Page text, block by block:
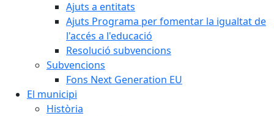
Ajuts a entitats
Ajuts Programa per fomentar la igualtat de
l'accés a l'educació
Resolució subvencions
Subvencions
Fons Next Generation EU
El municipi
Història